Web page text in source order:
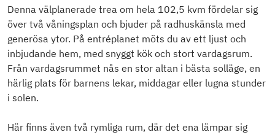
Denna välplanerade trea om hela 102,5 kvm fördelar sig
över två våningsplan och bjuder på radhuskänsla med
generösa ytor. På entréplanet möts du av ett ljust och
inbjudande hem, med snyggt kök och stort vardagsrum.
Från vardagsrummet nås en stor altan i bästa solläge, en
härlig plats för barnens lekar, middagar eller lugna stunder
i solen.
Här finns även två rymliga rum, där det ena lämpar sig